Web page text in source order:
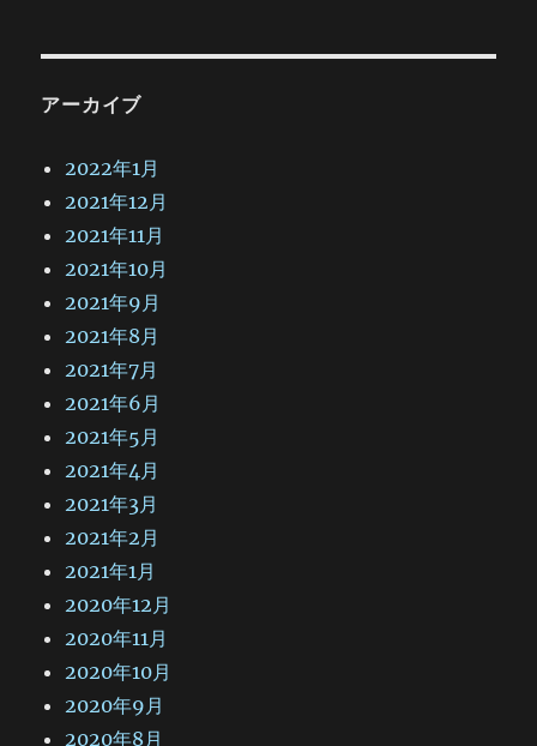
アーカイブ
2022年1月
2021年12月
2021年11月
2021年10月
2021年9月
2021年8月
2021年7月
2021年6月
2021年5月
2021年4月
2021年3月
2021年2月
2021年1月
2020年12月
2020年11月
2020年10月
2020年9月
2020年8月